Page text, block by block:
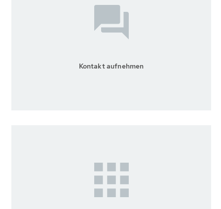
Kontakt aufnehmen